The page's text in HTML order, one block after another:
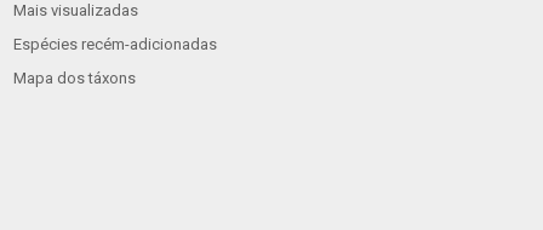
Mais visualizadas
Espécies recém-adicionadas
Mapa dos táxons